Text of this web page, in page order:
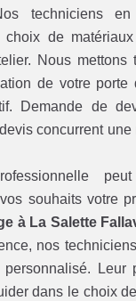
techniciens en
choix de
Nous mettons
de votre porte
Demande de
concurrent
souhaits votre
à La Salette
nos
personnalisé. Leur
dans le choix